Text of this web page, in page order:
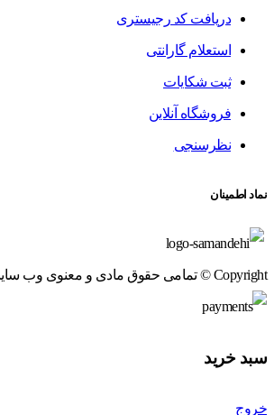
دریافت کد رجیستری
استعلام گارانتی
ثبت شکایات
فروشگاه آنلاین
نظرسنجی
نماد اطمینان
Copyright © تمامی حقوق مادی و معنوی وب سایت محفوظ می باشد
سبد خرید
خروج